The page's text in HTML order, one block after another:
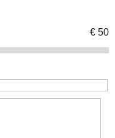
€ 50